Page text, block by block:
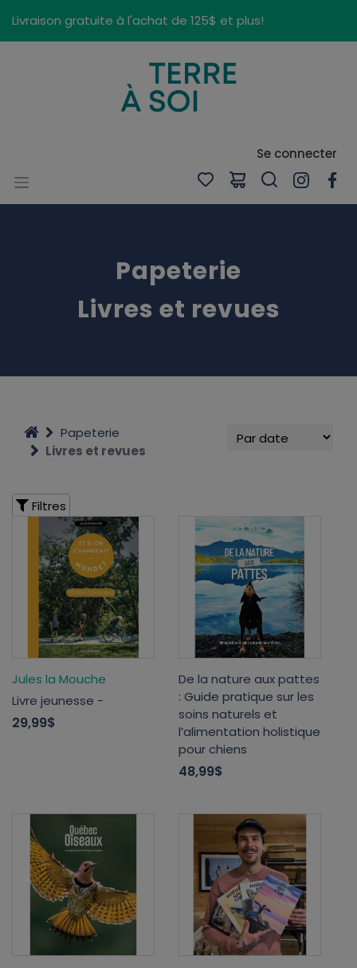
Livraison gratuite à l'achat de 125$ et plus!
Se connecter
Papeterie
Livres et revues
Papeterie
Livres et revues
Filtres
Jules la Mouche
Livre jeunesse -
29,99$
De la nature aux pattes
: Guide pratique sur les
soins naturels et
l’alimentation holistique
pour chiens
48,99$